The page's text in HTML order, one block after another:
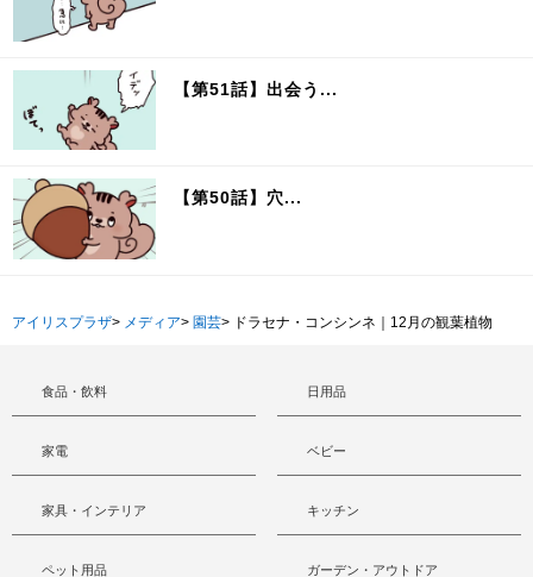
【第51話】出会う...
【第50話】穴...
アイリスプラザ> メディア> 園芸> ドラセナ・コンシンネ｜12月の観葉植物
食品・飲料 日用品
家電 ベビー
家具・インテリア キッチン
ペット用品 ガーデン・アウトドア